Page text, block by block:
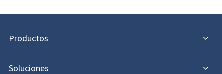
Productos
Soluciones